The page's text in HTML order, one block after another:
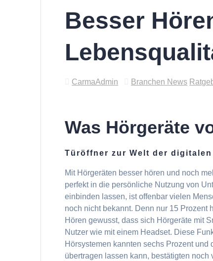
Besser
CarmaAdmin Branchen News
Was Hörgeräte
Türöffner zur Welt der
Mit Hörgeräten besser hören und noch
perfekt in die persönliche Nutzung von
einbinden lassen, ist offenbar vielen
noch nicht bekannt. Denn nur 15 Prozent
Hören gewusst, dass sich Hörgeräte mit
Nutzer wie mit einem Headset. Diese
Hörsystemen kannten sechs Prozent
übertragen lassen kann, bestätigten